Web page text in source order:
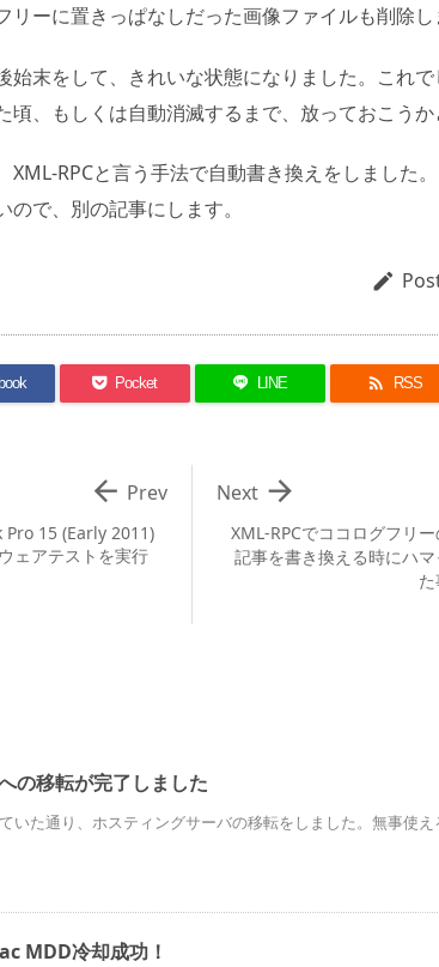
ーに置きっぱなしだった画像ファイルも削除し
始末をして、きれいな状態になりました。これ
頃、もしくは自動消滅するまで、放っておこうか
XML-RPCと言う手法で自動書き換えをしました
で、別の記事にします。

Pocket LINE  RSS
XML-RPCでココログフリ
記事を書き換える時にハマ

Next
Pro 15 (Early 2011)
ェアテストを実行
 Prev
の移転が完了しました
いた通り、ホスティングサーバの移転をしました。無事使え
MDD冷却成功！